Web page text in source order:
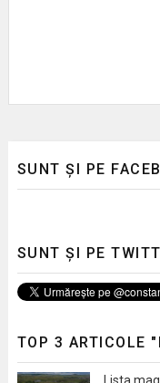
SUNT ȘI PE
SUNT ȘI PE
TOP 3 ARTICOLE